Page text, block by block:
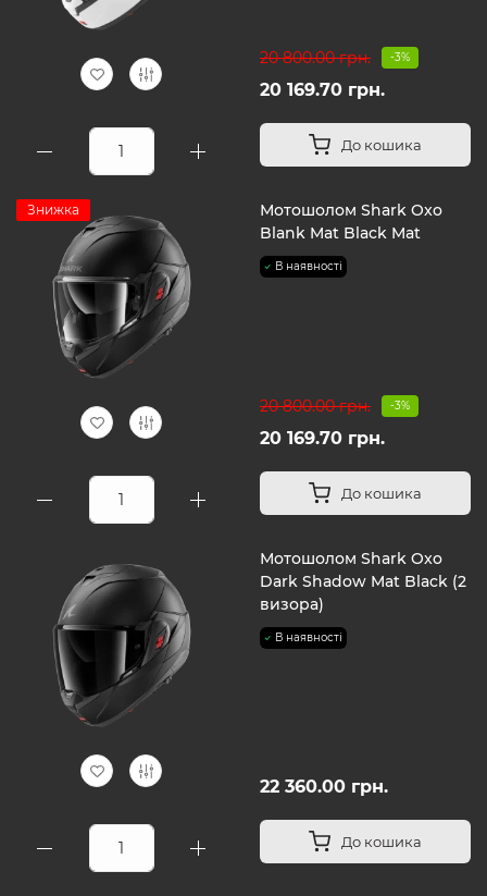
20 800.00 грн. -3%
20 169.70 грн.
До кошика
Знижка
Мотошолом Shark Oxo
Blank Mat Black Mat
В наявності
20 800.00 грн. -3%
20 169.70 грн.
До кошика
Мотошолом Shark Oxo
Dark Shadow Mat Black (2
визора)
В наявності
22 360.00 грн.
До кошика